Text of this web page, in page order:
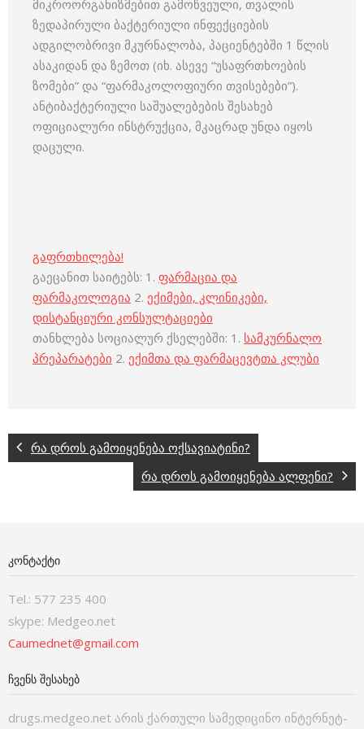
მიკროორგანიზმებით გამოწვეული, თვალის
ზედაპირული ბაქტერიული ინფექციების
ადგილობრივი მკურნალობა, პაციენტებში 1 წლის
ასაკიდან და ზემოთ (იხ. ასევე “უსაფრთხოების
ზომები” და “ფარმაკოლოფიური თვისებები”).
ანტიბაქტერიული საშუალებების შესახებ
ოფიციალური ინსტრუქცია, მკაცრად უნდა იყოს
დაცული.
გაფრთხილება!
გაეცანით საიტებს: 1. ფარმაცია და
ფარმაკოლოგია 2. ექიმები, კლინიკები,
დისტანციური კონსულტაციები
თანხლება სოციალურ ქსელებში: 1. სამკურნალო
პრეპარატები 2. ექიმთა და ფარმაცევტთა კლუბი
რა დროს გამოიყენება ოქსავიატინი?
რა დროს გამოიყენება ალფენი?
ᲙᲝᲜᲢᲐᲥᲢᲘ
Tel.: 577 235 400
skype: Medgeo.net
Caumednet@gmail.com
ᲩᲕᲔᲜᲡ ᲨᲔᲡᲐᲮᲔᲑ
drugs.medgeo.net არის ქართული სამედიცინო ინტერნეტ-